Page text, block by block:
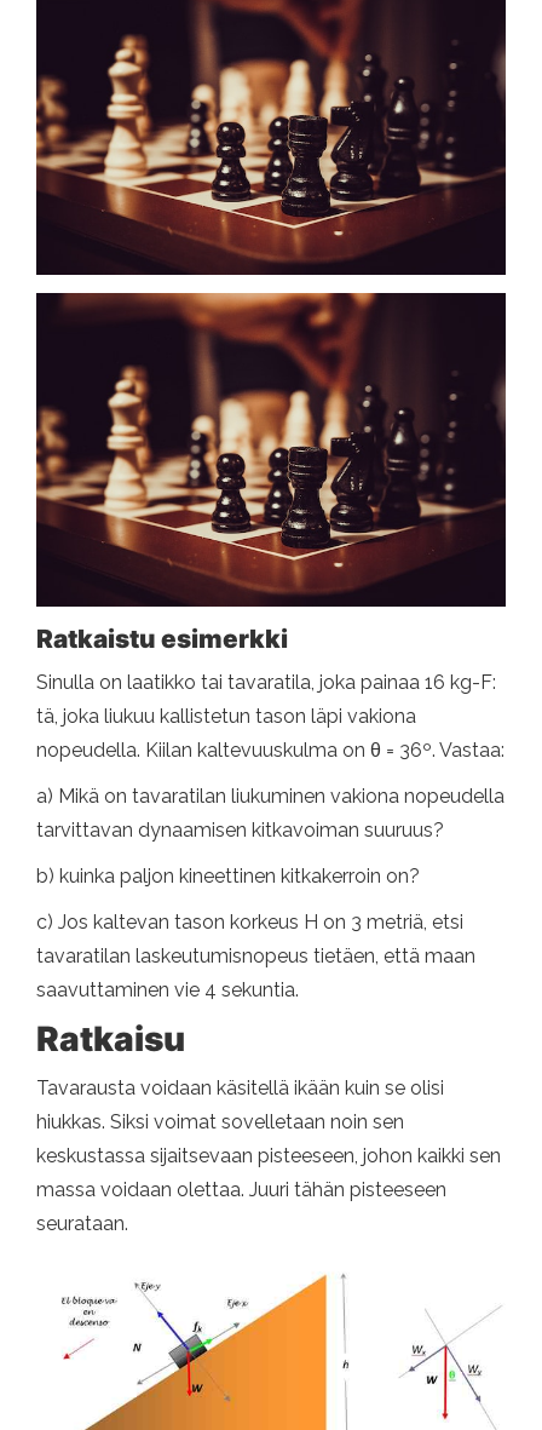
Ratkaistu esimerkki
Sinulla on laatikko tai tavaratila, joka painaa 16 kg-F:
tä, joka liukuu kallistetun tason läpi vakiona
nopeudella. Kiilan kaltevuuskulma on θ = 36º. Vastaa:
a) Mikä on tavaratilan liukuminen vakiona nopeudella
tarvittavan dynaamisen kitkavoiman suuruus?
b) kuinka paljon kineettinen kitkakerroin on?
c) Jos kaltevan tason korkeus H on 3 metriä, etsi
tavaratilan laskeutumisnopeus tietäen, että maan
saavuttaminen vie 4 sekuntia.
Ratkaisu
Tavarausta voidaan käsitellä ikään kuin se olisi
hiukkas. Siksi voimat sovelletaan noin sen
keskustassa sijaitsevaan pisteeseen, johon kaikki sen
massa voidaan olettaa. Juuri tähän pisteeseen
seurataan.